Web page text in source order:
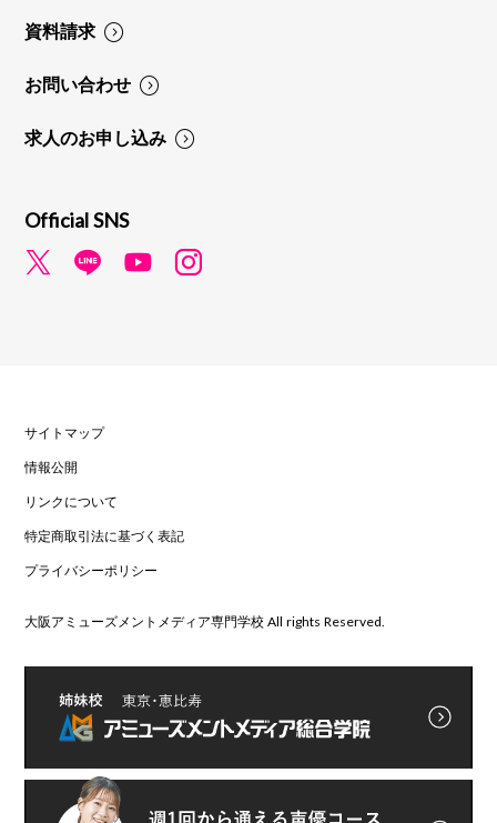
資料請求
お問い合わせ
求人のお申し込み
Official SNS
サイトマップ
情報公開
リンクについて
特定商取引法に基づく表記
プライバシーポリシー
大阪アミューズメントメディア専門学校 All rights Reserved.